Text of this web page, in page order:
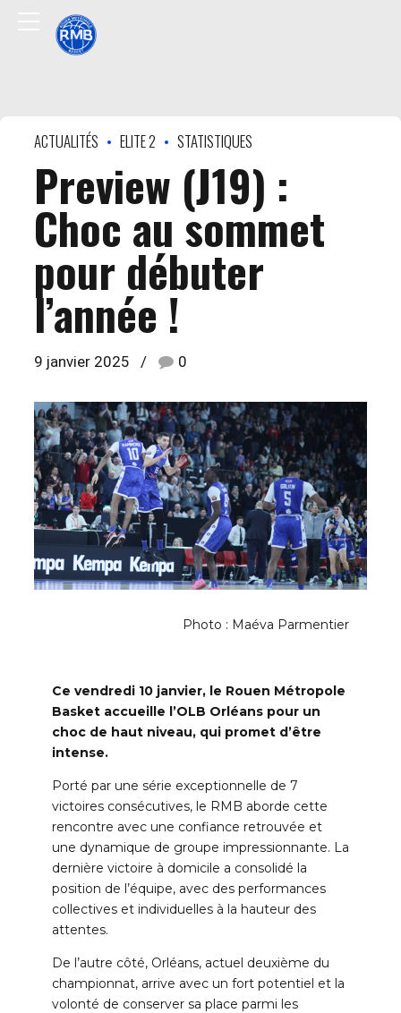
ACTUALITÉS ELITE 2 STATISTIQUES
Preview (J19) :
Choc au sommet
pour débuter
l’année !
9 janvier 2025 0
Photo : Maéva Parmentier
Ce vendredi 10 janvier, le Rouen Métropole
Basket accueille l’OLB Orléans pour un
choc de haut niveau, qui promet d’être
intense.
Porté par une série exceptionnelle de 7
victoires consécutives, le RMB aborde cette
rencontre avec une confiance retrouvée et
une dynamique de groupe impressionnante. La
dernière victoire à domicile a consolidé la
position de l’équipe, avec des performances
collectives et individuelles à la hauteur des
attentes.
De l’autre côté, Orléans, actuel deuxième du
championnat, arrive avec un fort potentiel et la
volonté de conserver sa place parmi les